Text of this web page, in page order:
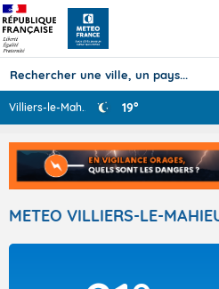
TOUS LES
Villiers-le-Mah... 19°
METEO VILLIERS-LE-